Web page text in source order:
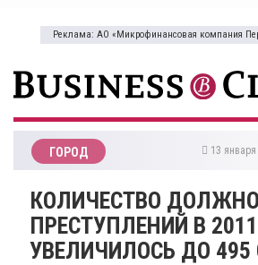
Реклама: АО «Микрофинансовая компания
ГОРОД 13
КОЛИЧЕСТВО
ПРЕСТУПЛЕНИЙ В
УВЕЛИЧИЛОСЬ ДО 495